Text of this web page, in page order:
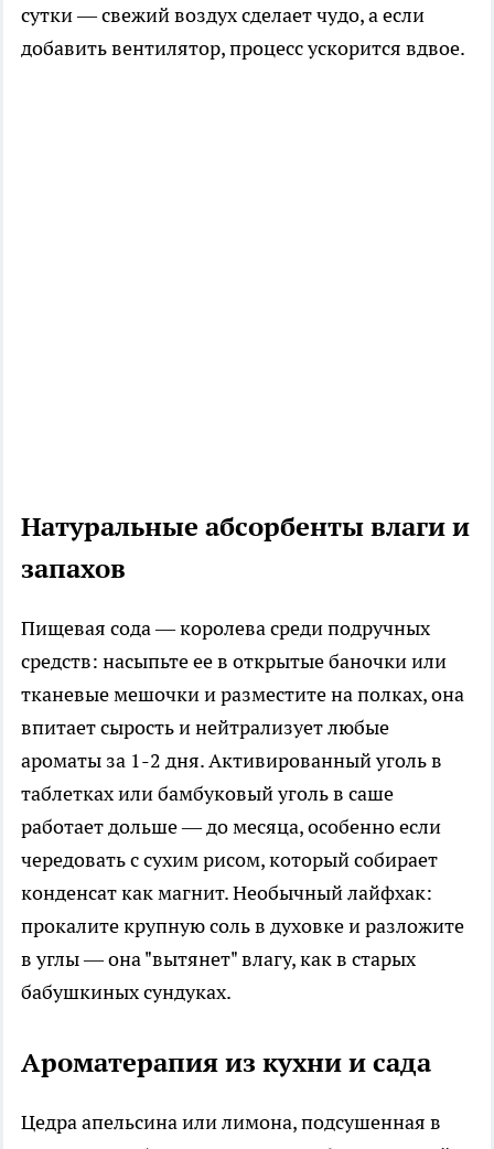
сутки — свежий воздух сделает чудо, а если
добавить вентилятор, процесс ускорится вдвое.
Натуральные абсорбенты влаги и
запахов
Пищевая сода — королева среди подручных
средств: насыпьте ее в открытые баночки или
тканевые мешочки и разместите на полках, она
впитает сырость и нейтрализует любые
ароматы за 1-2 дня. Активированный уголь в
таблетках или бамбуковый уголь в саше
работает дольше — до месяца, особенно если
чередовать с сухим рисом, который собирает
конденсат как магнит. Необычный лайфхак:
прокалите крупную соль в духовке и разложите
в углы — она "вытянет" влагу, как в старых
бабушкиных сундуках.
Ароматерапия из кухни и сада
Цедра апельсина или лимона, подсушенная в